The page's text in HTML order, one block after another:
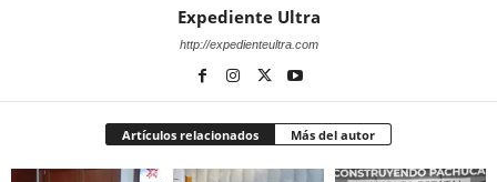
Expediente Ultra
http://expedienteultra.com
Artículos relacionados Más del autor